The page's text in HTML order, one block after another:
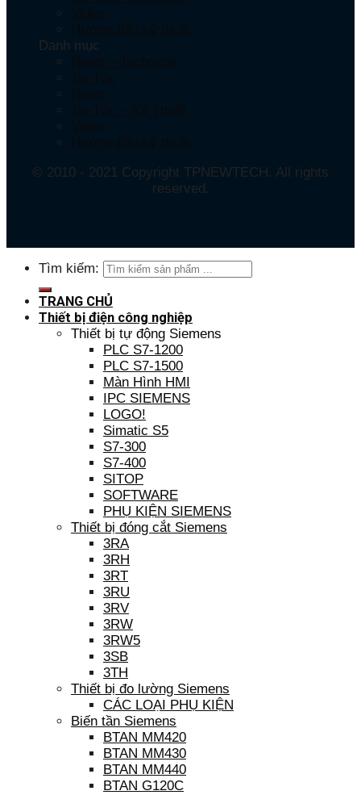
Danh mục
© 2010 - 2021 Copyright TPNEWTECH. All rights
reserved.
Tìm kiếm:
TRANG CHỦ
Thiết bị điện công nghiệp
Thiết bị tự động Siemens
PLC S7-1200
PLC S7-1500
Màn Hình HMI
IPC SIEMENS
LOGO!
Simatic S5
S7-300
S7-400
SITOP
SOFTWARE
PHỤ KIỆN SIEMENS
Thiết bị đóng cắt Siemens
3RA
3RH
3RT
3RU
3RV
3RW
3RW5
3SB
3TH
Thiết bị đo lường Siemens
CÁC LOẠI PHỤ KIỆN
Biến tần Siemens
BTAN MM420
BTAN MM430
BTAN MM440
BTAN G120C